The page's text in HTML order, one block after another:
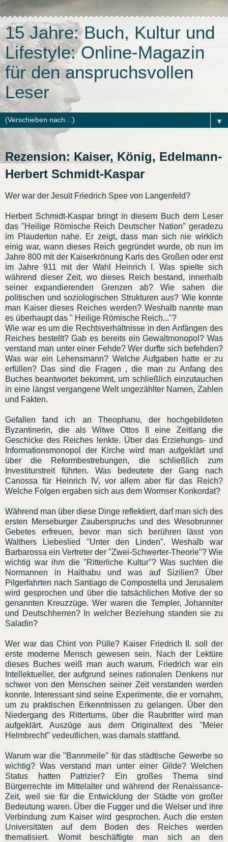
15 Jahre: Buch, Kultur und
Lifestyle: Online-Magazin
für den anspruchsvollen
Leser
▼
Rezension: Kaiser, König, Edelmann-
Herbert Schmidt-Kaspar
Wer war der Jesuit Friedrich Spee von Langenfeld?
Herbert Schmidt-Kaspar bringt in diesem Buch dem Leser
das "Heilige Römische Reich Deutscher Nation" geradezu
im Plauderton nahe. Er zeigt, dass man sich nie wirklich
einig war, wann dieses Reich gegründet wurde, ob nun im
Jahre 800 mit der Kaiserkrönung Karls des Großen oder erst
im Jahre 911 mit der Wahl Heinrich I. Was spielte sich
während dieser Zeit, wo dieses Reich bestand, innerhalb
seiner expandierenden Grenzen ab? Wie sahen die
politischen und soziologischen Strukturen aus? Wie konnte
man Kaiser dieses Reiches werden? Weshalb nannte man
es überhaupt das " Heilige Römische Reich..."?
Wie war es um die Rechtsverhältnisse in den Anfängen des
Reiches bestellt? Gab es bereits ein Gewaltmonopol? Was
verstand man unter einer Fehde? Wer durfte sich befehden?
Was war ein Lehensmann? Welche Aufgaben hatte er zu
erfüllen? Das sind die Fragen , die man zu Anfang des
Buches beantwortet bekommt, um schließlich einzutauchen
in eine längst vergangene Welt ungezählter Namen, Zahlen
und Fakten.
Gefallen fand ich an Theophanu, der hochgebildeten
Byzantinerin, die als Witwe Ottos II eine Zeitlang die
Geschicke des Reiches lenkte. Über das Erziehungs- und
Informationsmonopol der Kirche wird man aufgeklärt und
über die Reformbestrebungen, die schließlich zum
Investiturstreit führten. Was bedeutete der Gang nach
Canossa für Heinrich IV, vor allem aber für das Reich?
Welche Folgen ergaben sich aus dem Wormser Konkordat?
Während man über diese Dinge reflektiert, darf man sich des
ersten Merseburger Zauberspruchs und des Wesobrunner
Gebetes erfreuen, bevor man sich berühren lässt von
Walthers Liebeslied "Unter den Linden". Weshalb war
Barbarossa ein Vertreter der "Zwei-Schwerter-Theorie"? Wie
wichtig war ihm die "Ritterliche Kultur"? Was suchten die
Normannen in Haithabu und was auf Sizilien? Über
Pilgerfahrten nach Santiago de Compostella und Jerusalem
wird gesprochen und über die tatsächlichen Motive der so
genannten Kreuzzüge. Wer waren die Templer, Johanniter
und Deutschherren? In welcher Beziehung standen sie zu
Saladin?
Wer war das Chint von Pülle? Kaiser Friedrich II. soll der
erste moderne Mensch gewesen sein. Nach der Lektüre
dieses Buches weiß man auch warum. Friedrich war ein
Intellektueller, der aufgrund seines rationalen Denkens nur
schwer von den Menschen seiner Zeit verstanden werden
konnte. Interessant sind seine Experimente, die er vornahm,
um zu praktischen Erkenntnissen zu gelangen. Über den
Niedergang des Rittertums, über die Raubritter wird man
aufgeklärt. Auszüge aus dem Originaltext des "Meier
Helmbrecht" vedeutlichen, was damals stattfand.
Warum war die "Bannmeile" für das städtische Gewerbe so
wichtig? Was verstand man unter einer Gilde? Welchen
Status hatten Patrizier? Ein großes Thema sind
Bürgerrechte im Mittelalter und während der Renaissance-
Zeit, weil sie für die Entwicklung der Städte von großer
Bedeutung waren. Über die Fugger und die Welser und ihre
Verbindung zum Kaiser wird gesprochen. Auch die ersten
Universitäten auf dem Boden des Reiches werden
thematisiert. Womit beschäftigte man sich an den